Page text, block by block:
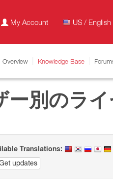
My Account US / English
Overview Knowledge Base
別のライ
Translations:
updates